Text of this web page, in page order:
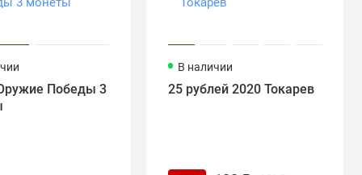
Победы 3
В наличии
25 рублей 2020 Токарев